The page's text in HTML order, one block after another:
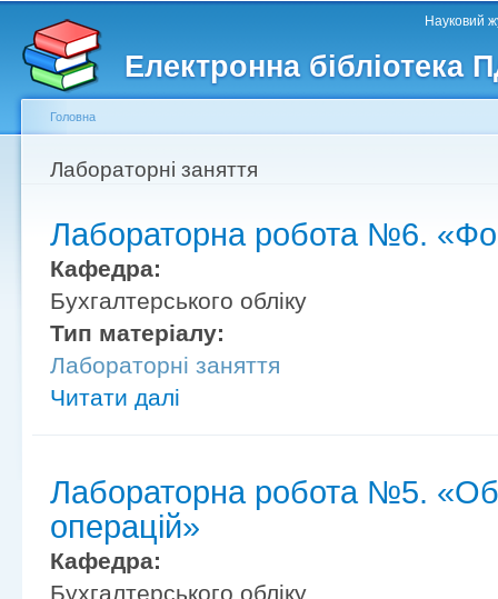
Електронна бібліотека
Головне меню Науковий
Другорядне меню
Ви є тут
Головна
Лабораторні заняття
Лабораторна робота №6.
Кафедра:
Бухгалтерського обліку
Тип матеріалу:
Лабораторні заняття
Читати далі
Лабораторна робота №5.
операцій»
Кафедра:
Бухгалтерського обліку